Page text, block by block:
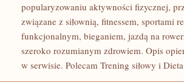
popularyzowaniu aktywności fizycznej,
związane z siłownią, fitnessem, sportami
funkcjonalnym, bieganiem, jazdą na
szeroko rozumianym zdrowiem. Opis
w serwisie. Polecam Trening siłowy i